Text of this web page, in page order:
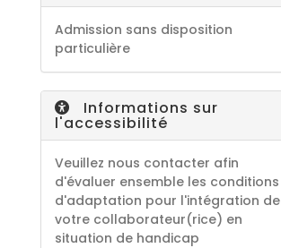
Admission sans disposition
particulière
Informations sur
l'accessibilité
Veuillez nous contacter afin
d'évaluer ensemble les conditions
d'adaptation pour l'intégration de
votre collaborateur(rice) en
situation de handicap